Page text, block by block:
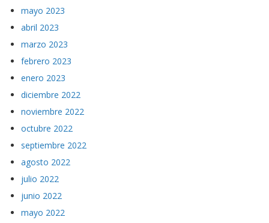
mayo 2023
abril 2023
marzo 2023
febrero 2023
enero 2023
diciembre 2022
noviembre 2022
octubre 2022
septiembre 2022
agosto 2022
julio 2022
junio 2022
mayo 2022